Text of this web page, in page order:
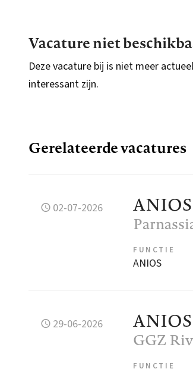
Vacature niet
Deze vacature bij is niet meer
interessant zijn.
Gerelateerde vacatures
02-07-2026
FUNCTIE
ANIOS
29-06-2026
GGZ
FUNCTIE